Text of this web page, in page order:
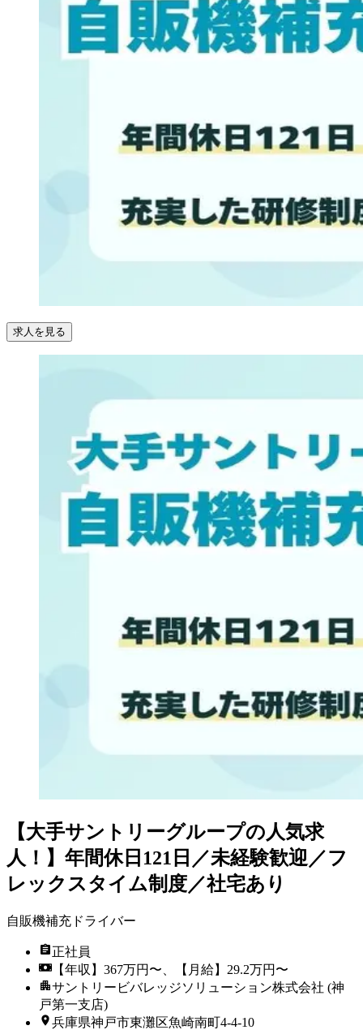
求人を見る
【大手サントリーグループの人気求
人！】年間休日121日／未経験歓迎／フ
レックスタイム制度／社宅あり
自販機補充ドライバー
正社員
【年収】367万円〜、【月給】29.2万円〜
サントリービバレッジソリューション株式会社 (神
戸第一支店)
兵庫県神戸市東灘区魚崎南町4-4-10